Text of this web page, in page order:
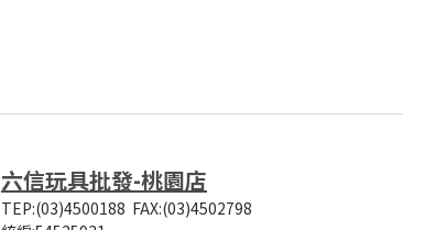
六信玩具批發-桃園店
TEP:(03)4500188 FAX:(03)4502798